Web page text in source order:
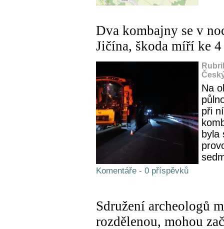
Dva kombajny se v
Jičína, škoda míří ke
Na
při
byla
Komentáře - 0 příspěvků
Sdružení archeologů
rozdělenou, mohou